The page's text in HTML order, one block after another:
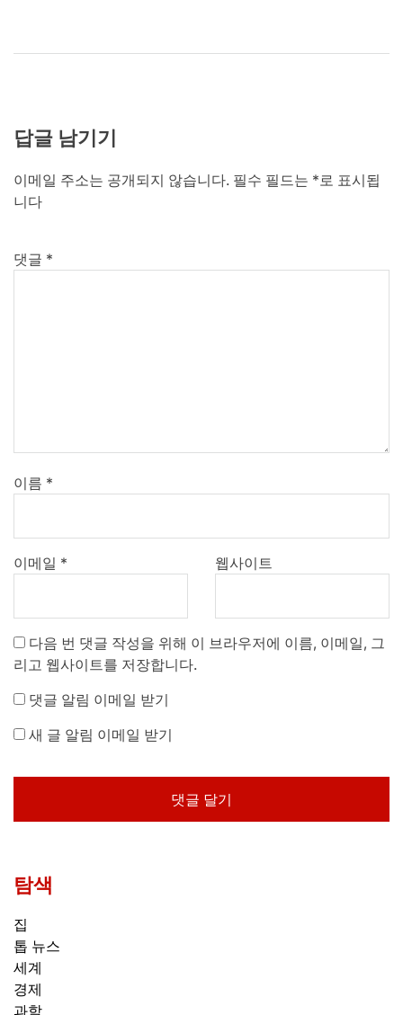
답글 남기기
이메일 주소는 공개되지 않습니다. 필수 필드는 *로 표시됩
니다
댓글 *
이름 *
이메일 * 웹사이트
다음 번 댓글 작성을 위해 이 브라우저에 이름, 이메일, 그
리고 웹사이트를 저장합니다.
댓글 알림 이메일 받기
새 글 알림 이메일 받기
탐색
집
톱 뉴스
세계
경제
과학